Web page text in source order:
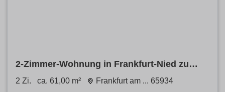
2-Zimmer-Wohnung in Frankfurt-Nied zu
verkaufen (provisionsfrei)
2 Zi. ca. 61,00 m² Frankfurt am ... 65934